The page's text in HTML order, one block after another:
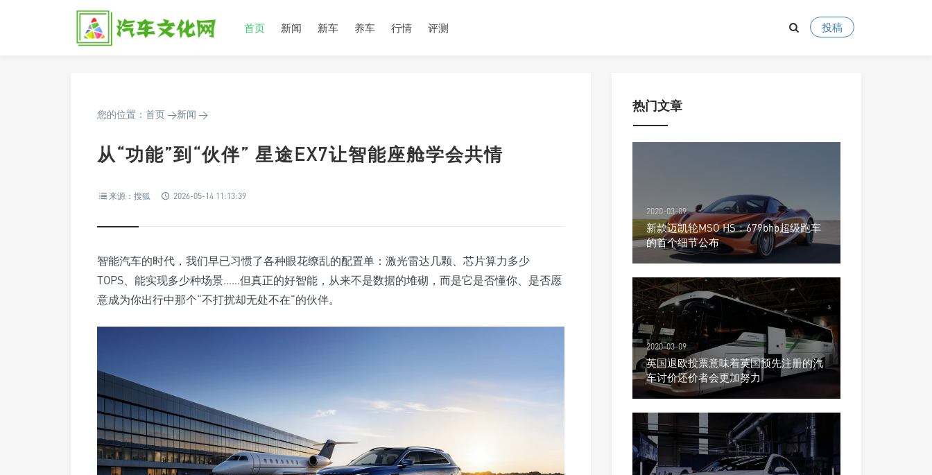
首页 新闻 新车 养车 行情 评测 投稿
您的位置： 首页>新闻 >
从“功能”到“伙伴” 星途EX7让智能座舱学会共情
来源：搜狐 2026-05-14 11:13:39
智能汽车的时代，我们早已习惯了各种眼花缭乱的配置单：激光雷达几颗、芯片算力多少
TOPS、能实现多少种场景……但真正的好智能，从来不是数据的堆砌，而是它是否懂你、是否愿
意成为你出行中那个“不打扰却无处不在”的伙伴。
热门文章
2020-03-09
新款迈凯轮MSO HS：679bhp超级跑车
的首个细节公布
2020-03-09
英国退欧投票意味着英国预先注册的汽
车讨价还价者会更加努力